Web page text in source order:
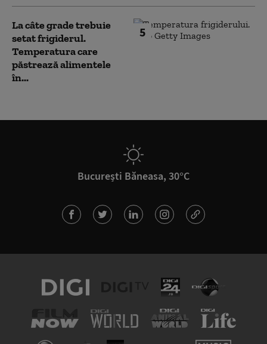
5
La câte grade trebuie
setat frigiderul.
Temperatura care
păstrează alimentele
în...
București Băneasa, 30°C